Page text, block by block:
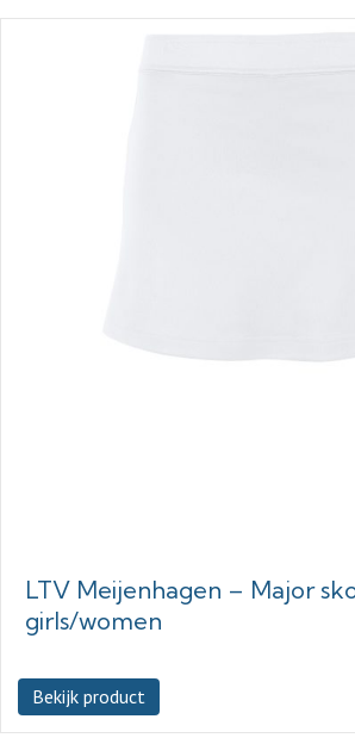
LTV Meijenhagen – Major
girls/women
Bekijk product